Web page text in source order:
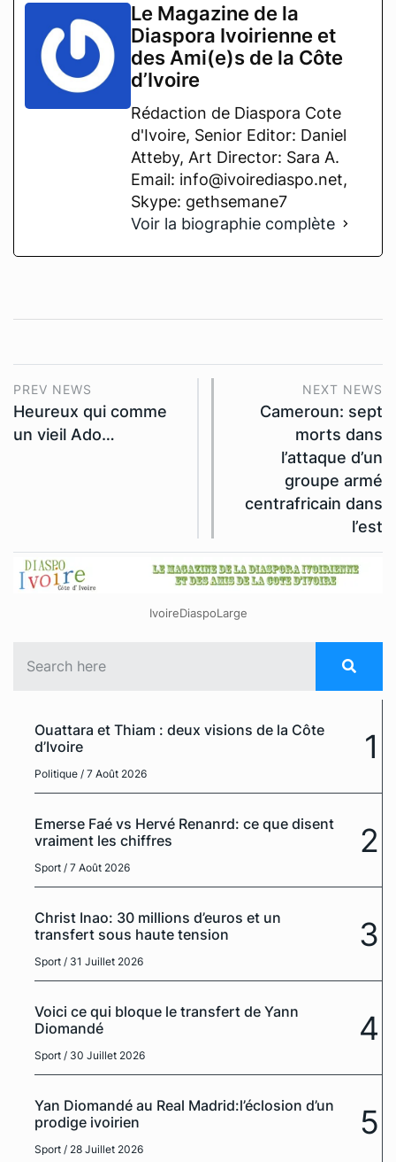
Le Magazine de la
Diaspora Ivoirienne et
des Ami(e)s de la Côte
d’Ivoire
Rédaction de Diaspora Cote
d'Ivoire, Senior Editor: Daniel
Atteby, Art Director: Sara A.
Email: info@ivoirediaspo.net,
Skype: gethsemane7
Voir la biographie complète
PREV NEWS
Heureux qui comme
un vieil Ado…
NEXT NEWS
Cameroun: sept
morts dans
l’attaque d’un
groupe armé
centrafricain dans
l’est
IvoireDiaspoLarge
Ouattara et Thiam : deux visions de la Côte
d’Ivoire
Politique / 7 Août 2026
1
Emerse Faé vs Hervé Renanrd: ce que disent
vraiment les chiffres
Sport / 7 Août 2026
2
Christ Inao: 30 millions d’euros et un
transfert sous haute tension
Sport / 31 Juillet 2026
3
Voici ce qui bloque le transfert de Yann
Diomandé
Sport / 30 Juillet 2026
4
Yan Diomandé au Real Madrid:l’éclosion d’un
prodige ivoirien
Sport / 28 Juillet 2026
5